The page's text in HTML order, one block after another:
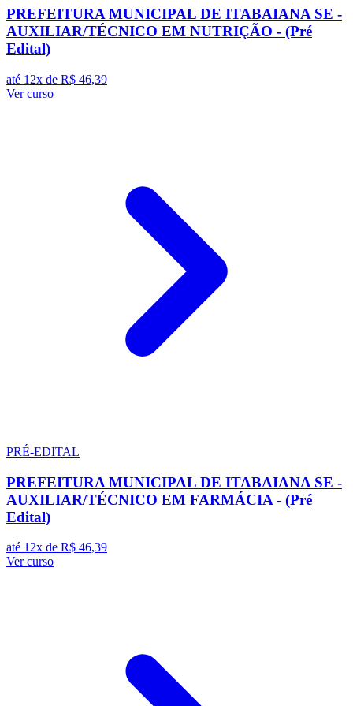
PREFEITURA MUNICIPAL DE ITABAIANA SE -
AUXILIAR/TÉCNICO EM NUTRIÇÃO - (Pré
Edital)
até 12x de R$ 46,39
Ver curso
PRÉ-EDITAL
PREFEITURA MUNICIPAL DE ITABAIANA SE -
AUXILIAR/TÉCNICO EM FARMÁCIA - (Pré
Edital)
até 12x de R$ 46,39
Ver curso